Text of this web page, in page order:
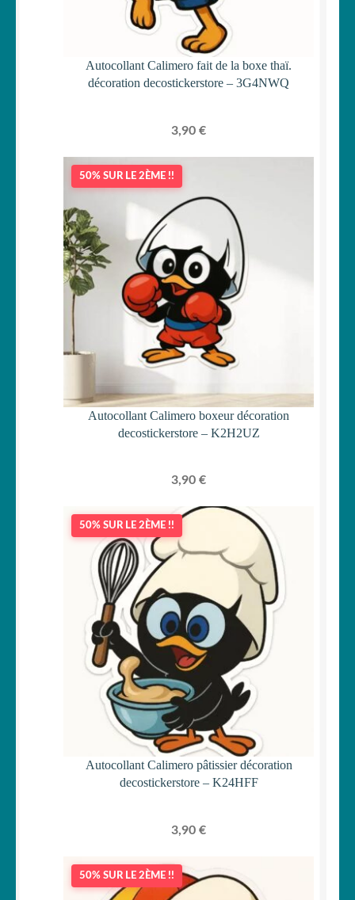
Autocollant Calimero fait de la boxe thaï.
décoration decostickerstore – 3G4NWQ
3,90 €
50% SUR LE 2ÈME !!
Autocollant Calimero boxeur décoration
decostickerstore – K2H2UZ
3,90 €
50% SUR LE 2ÈME !!
Autocollant Calimero pâtissier décoration
decostickerstore – K24HFF
3,90 €
50% SUR LE 2ÈME !!